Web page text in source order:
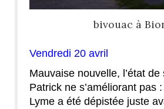
bivouac à
Vendredi 20 avril
Mauvaise nouvelle, l’état de
Patrick ne s’améliorant pas
Lyme a été dépistée juste